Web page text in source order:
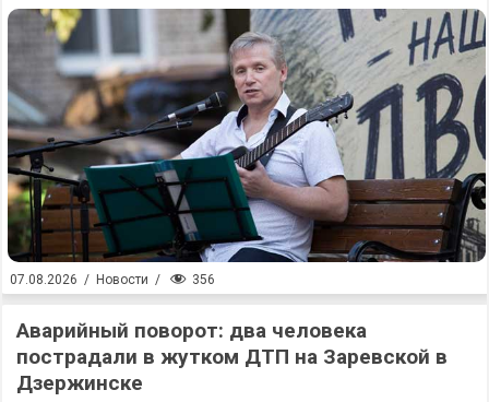
07.08.2026 / Новости / 356
Аварийный поворот: два человека
пострадали в жутком ДТП на Заревской в
Дзержинске